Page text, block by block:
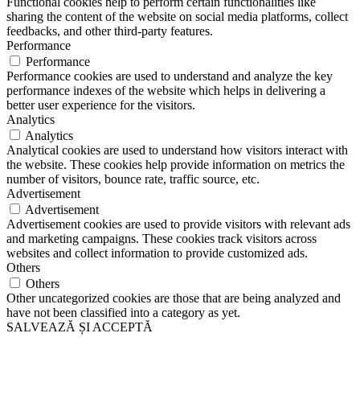
sharing the content of the website on social media platforms, collect
feedbacks, and other third-party features.
Performance
Performance
Performance cookies are used to understand and analyze the key
performance indexes of the website which helps in delivering a
better user experience for the visitors.
Analytics
Analytics
Analytical cookies are used to understand how visitors interact with
the website. These cookies help provide information on metrics the
number of visitors, bounce rate, traffic source, etc.
Advertisement
Advertisement
Advertisement cookies are used to provide visitors with relevant ads
and marketing campaigns. These cookies track visitors across
websites and collect information to provide customized ads.
Others
Others
Other uncategorized cookies are those that are being analyzed and
have not been classified into a category as yet.
SALVEAZĂ ȘI ACCEPTĂ